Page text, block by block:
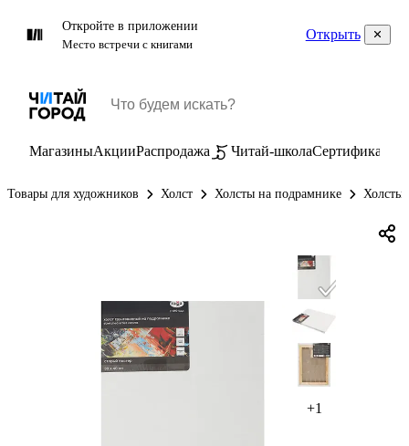
Откройте в приложении
Место встречи с книгами
Открыть
МагазиныАкцииРаспродажа Читай-школаСертификаты
Товары для художников Холст Холсты на подрамнике Холсты
+1